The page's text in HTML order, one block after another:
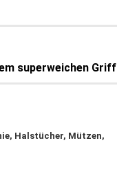
superweichen Griff
Halstücher, Mützen,